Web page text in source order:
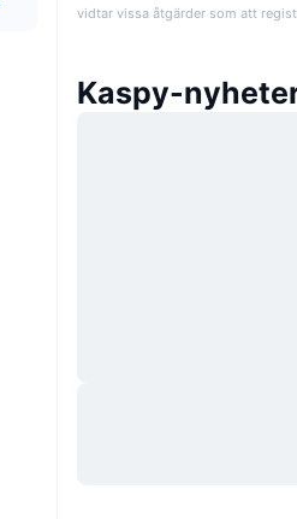
vidtar vissa åtgärder som att
Kaspy-